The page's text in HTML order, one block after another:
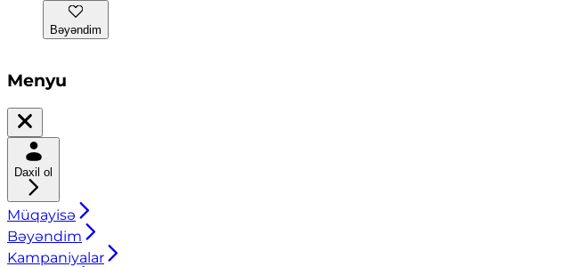
Bəyəndim
Menyu
Daxil ol
Müqayisə
Bəyəndim
Kampaniyalar